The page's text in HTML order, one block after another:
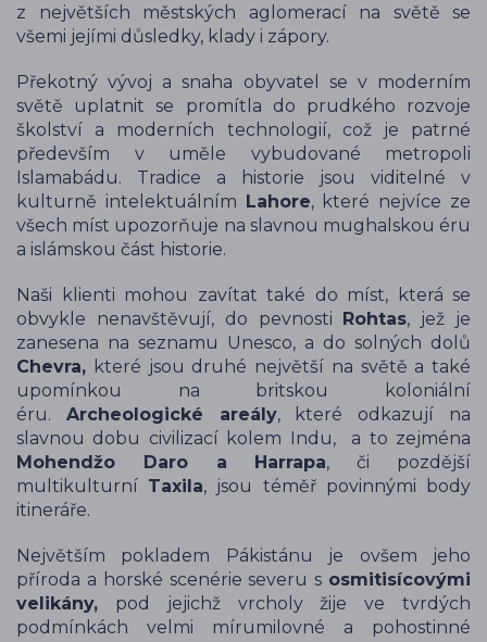
z největších městských aglomerací na světě se
všemi jejími důsledky, klady i zápory.
Překotný vývoj a snaha obyvatel se v moderním
světě uplatnit se promítla do prudkého rozvoje
školství a moderních technologií, což je patrné
především v uměle vybudované metropoli
Islamabádu. Tradice a historie jsou viditelné v
kulturně intelektuálním Lahore, které nejvíce ze
všech míst upozorňuje na slavnou mughalskou éru
a islámskou část historie.
Naši klienti mohou zavítat také do míst, která se
obvykle nenavštěvují, do pevnosti Rohtas, jež je
zanesena na seznamu Unesco, a do solných dolů
Chevra, které jsou druhé největší na světě a také
upomínkou na britskou koloniální
éru. Archeologické areály, které odkazují na
slavnou dobu civilizací kolem Indu, a to zejména
Mohendžo Daro a Harrapa, či pozdější
multikulturní Taxila, jsou téměř povinnými body
itineráře.
Největším pokladem Pákistánu je ovšem jeho
příroda a horské scenérie severu s osmitisícovými
velikány, pod jejichž vrcholy žije ve tvrdých
podmínkách velmi mírumilovné a pohostinné